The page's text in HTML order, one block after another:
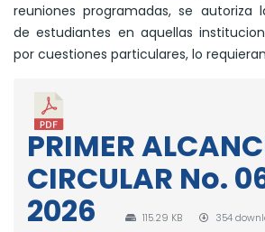
reuniones programadas, se autoriza
de estudiantes en aquellas
por cuestiones particulares, lo
PRIMER
CIRCULAR No.
2026
115.29 KB 354